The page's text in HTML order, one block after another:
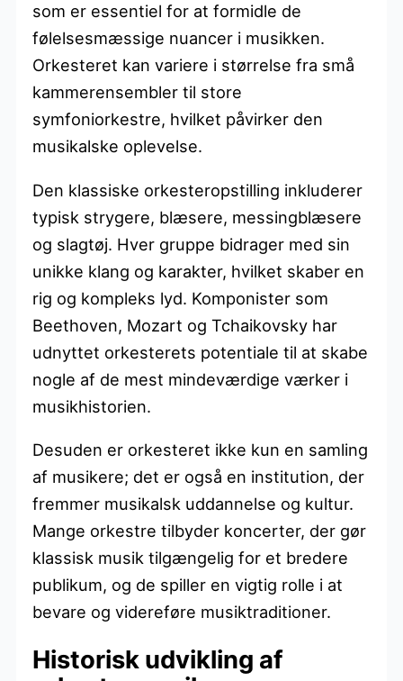
som er essentiel for at formidle de
følelsesmæssige nuancer i musikken.
Orkesteret kan variere i størrelse fra små
kammerensembler til store
symfoniorkestre, hvilket påvirker den
musikalske oplevelse.
Den klassiske orkesteropstilling inkluderer
typisk strygere, blæsere, messingblæsere
og slagtøj. Hver gruppe bidrager med sin
unikke klang og karakter, hvilket skaber en
rig og kompleks lyd. Komponister som
Beethoven, Mozart og Tchaikovsky har
udnyttet orkesterets potentiale til at skabe
nogle af de mest mindeværdige værker i
musikhistorien.
Desuden er orkesteret ikke kun en samling
af musikere; det er også en institution, der
fremmer musikalsk uddannelse og kultur.
Mange orkestre tilbyder koncerter, der gør
klassisk musik tilgængelig for et bredere
publikum, og de spiller en vigtig rolle i at
bevare og videreføre musiktraditioner.
Historisk udvikling af